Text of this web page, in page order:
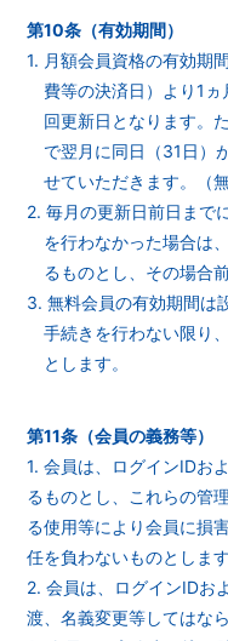
第10条（有効期間）
1. 月額会員資格の有効期
費等の決済日）より1
回更新日となります。
で翌月に同日（31日）
せていただきます。（
2. 毎月の更新日前日まで
を行わなかった場合は
るものとし、その場合
3. 無料会員の有効期間は
手続きを行わない限り
とします。
第11条（会員の義務等）
1. 会員は、ログインIDお
るものとし、これらの管
る使用等により会員に損
任を負わないものとします
2. 会員は、ログインIDお
渡、名義変更等してはな